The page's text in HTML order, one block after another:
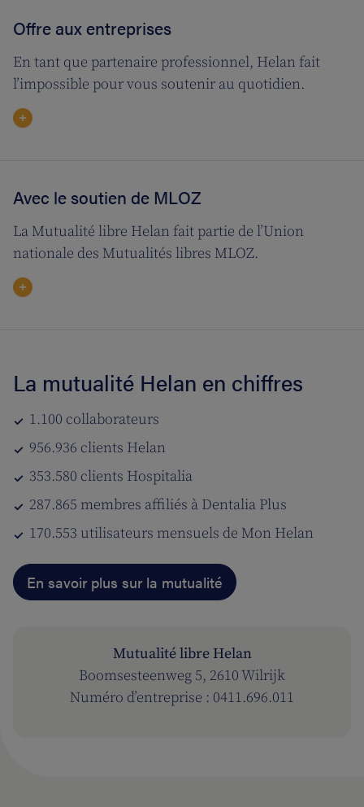
Offre aux entreprises
En tant que partenaire professionnel, Helan fait
l’impossible pour vous soutenir au quotidien.
Avec le soutien de MLOZ
La Mutualité libre Helan fait partie de l’Union
nationale des Mutualités libres MLOZ.
La mutualité Helan en chiffres
1.100 collaborateurs
956.936 clients Helan
353.580 clients Hospitalia
287.865 membres affiliés à Dentalia Plus
170.553 utilisateurs mensuels de Mon Helan
En savoir plus sur la mutualité
Mutualité libre Helan
Boomsesteenweg 5, 2610 Wilrijk
Numéro d’entreprise : 0411.696.011